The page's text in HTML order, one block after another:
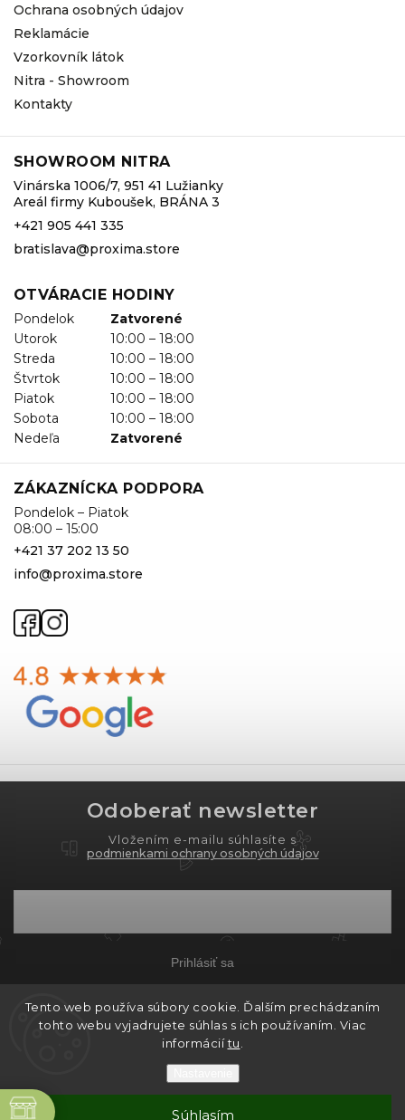
Tento web používa súbory cookie. Ďalším prechádzaním
tohto webu vyjadrujete súhlas s ich používaním. Viac
informáciítu
Súhlasím
Ochrana osobných údajov
Reklamácie
Vzorkovník látok
Nitra - Showroom
Kontakty
SHOWROOM NITRA
Vinárska 1006/7, 951 41 Lužianky
Areál firmy Kuboušek, BRÁNA 3
+421 905 441 335
bratislava@proxima.store
OTVÁRACIE HODINY
Pondelok
Zatvorené
Utorok
10:00 – 18:00
Streda
10:00 – 18:00
Štvrtok
10:00 – 18:00
Piatok
10:00 – 18:00
Sobota
10:00 – 18:00
Nedeľa
Zatvorené
ZÁKAZNÍCKA PODPORA
Pondelok – Piatok
08:00 – 15:00
+421 37 202 13 50
info@proxima.store
Odoberať newsletter
Vložením e-mailu súhlasíte s
podmienkami ochrany osobných údajov
Prihlásiť sa
Vytvoril Shoptet
Copyright 2026PROXIMA.store
Grafický návrh vytvořil a nakódoval